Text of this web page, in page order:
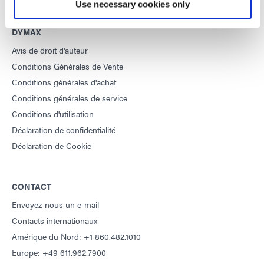
Use necessary cookies only
DYMAX
Avis de droit d'auteur
Conditions Générales de Vente
Conditions générales d'achat
Conditions générales de service
Conditions d'utilisation
Déclaration de confidentialité
Déclaration de Cookie
CONTACT
Envoyez-nous un e-mail
Contacts internationaux
Amérique du Nord: +1 860.482.1010
Europe: +49 611.962.7900